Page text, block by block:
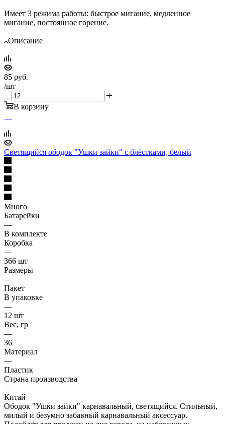
Имеет 3 режима работы: быстрое мигание, медленное
мигание, постоянное горение.
Описание
85 руб.
/шт
В корзину
Светящийся ободок "Ушки зайки" с блёстками, белый
Много
Батарейки
—
В комплекте
Коробка
—
366 шт
Размеры
—
Пакет
В упаковке
—
12 шт
Вес, гр
—
36
Материал
—
Пластик
Страна производства
—
Китай
Ободок "Ушки зайки" карнавальный, светящийся. Стильный,
милый и безумно забавный карнавальный аксессуар.